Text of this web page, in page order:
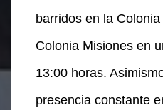
barridos en la
Colonia Misiones en
13:00 horas.
presencia constante